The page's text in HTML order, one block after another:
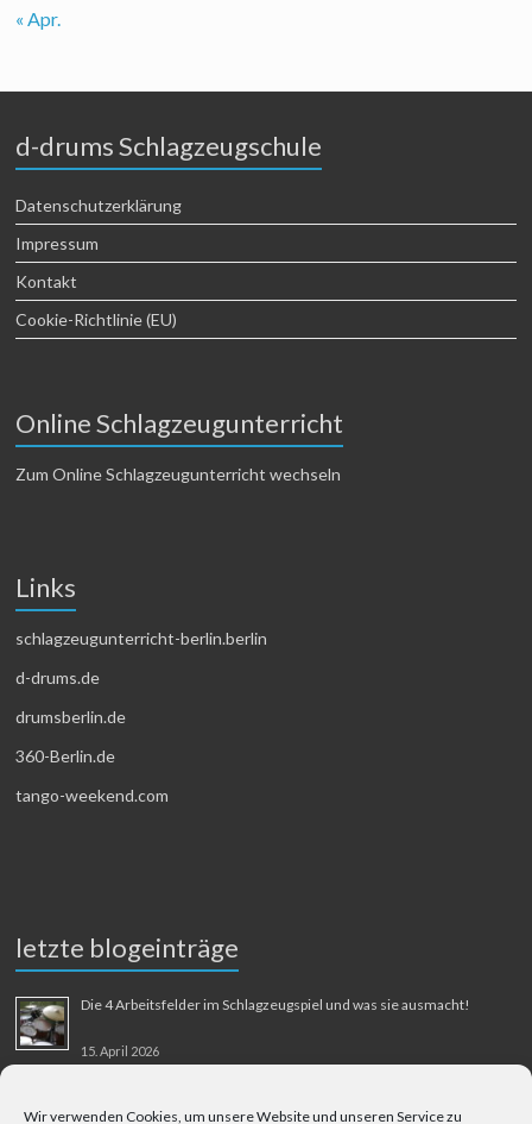
Wir verwenden Cookies, um unsere Website und unseren Service zu
« Apr.
d-drums Schlagzeugschule
Datenschutzerklärung
Impressum
Kontakt
Cookie-Richtlinie (EU)
Online Schlagzeugunterricht
Zum Online Schlagzeugunterricht wechseln
Links
schlagzeugunterricht-berlin.berlin
d-drums.de
drumsberlin.de
360-Berlin.de
tango-weekend.com
letzte blogeinträge
Die 4 Arbeitsfelder im Schlagzeugspiel und was sie ausmacht!
15. April 2026